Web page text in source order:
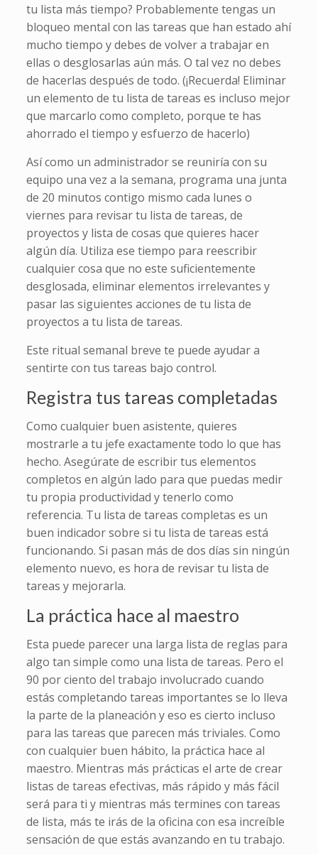
tu lista más tiempo? Probablemente tengas un
bloqueo mental con las tareas que han estado ahí
mucho tiempo y debes de volver a trabajar en
ellas o desglosarlas aún más. O tal vez no debes
de hacerlas después de todo. (¡Recuerda! Eliminar
un elemento de tu lista de tareas es incluso mejor
que marcarlo como completo, porque te has
ahorrado el tiempo y esfuerzo de hacerlo)
Así como un administrador se reuniría con su
equipo una vez a la semana, programa una junta
de 20 minutos contigo mismo cada lunes o
viernes para revisar tu lista de tareas, de
proyectos y lista de cosas que quieres hacer
algún día. Utiliza ese tiempo para reescribir
cualquier cosa que no este suficientemente
desglosada, eliminar elementos irrelevantes y
pasar las siguientes acciones de tu lista de
proyectos a tu lista de tareas.
Este ritual semanal breve te puede ayudar a
sentirte con tus tareas bajo control.
Registra tus tareas completadas
Como cualquier buen asistente, quieres
mostrarle a tu jefe exactamente todo lo que has
hecho. Asegúrate de escribir tus elementos
completos en algún lado para que puedas medir
tu propia productividad y tenerlo como
referencia. Tu lista de tareas completas es un
buen indicador sobre si tu lista de tareas está
funcionando. Si pasan más de dos días sin ningún
elemento nuevo, es hora de revisar tu lista de
tareas y mejorarla.
La práctica hace al maestro
Esta puede parecer una larga lista de reglas para
algo tan simple como una lista de tareas. Pero el
90 por ciento del trabajo involucrado cuando
estás completando tareas importantes se lo lleva
la parte de la planeación y eso es cierto incluso
para las tareas que parecen más triviales. Como
con cualquier buen hábito, la práctica hace al
maestro. Mientras más prácticas el arte de crear
listas de tareas efectivas, más rápido y más fácil
será para ti y mientras más termines con tareas
de lista, más te irás de la oficina con esa increíble
sensación de que estás avanzando en tu trabajo.